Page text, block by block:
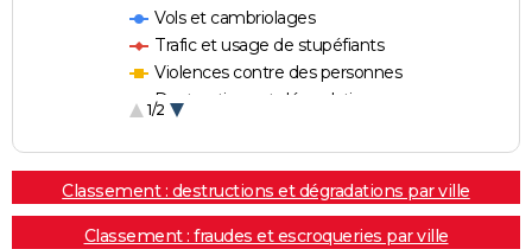
Vols et cambriolages
Trafic et usage de stupéfiants
Violences contre des personnes
Destructions et dégradations
1/2
Classement : destructions et dégradations par ville
Classement : fraudes et escroqueries par ville